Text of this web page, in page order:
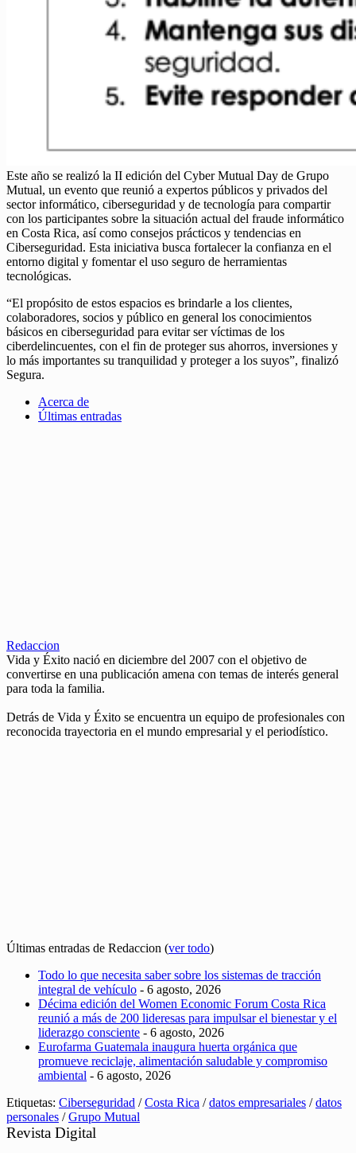
Este año se realizó la II edición del Cyber Mutual Day de Grupo
Mutual, un evento que reunió a expertos públicos y privados del
sector informático, ciberseguridad y de tecnología para compartir
con los participantes sobre la situación actual del fraude informático
en Costa Rica, así como consejos prácticos y tendencias en
Ciberseguridad. Esta iniciativa busca fortalecer la confianza en el
entorno digital y fomentar el uso seguro de herramientas
tecnológicas.
“El propósito de estos espacios es brindarle a los clientes,
colaboradores, socios y público en general los conocimientos
básicos en ciberseguridad para evitar ser víctimas de los
ciberdelincuentes, con el fin de proteger sus ahorros, inversiones y
lo más importantes su tranquilidad y proteger a los suyos”, finalizó
Segura.
Acerca de
Últimas entradas
Redaccion
Vida y Éxito nació en diciembre del 2007 con el objetivo de
convertirse en una publicación amena con temas de interés general
para toda la familia.
Detrás de Vida y Éxito se encuentra un equipo de profesionales con
reconocida trayectoria en el mundo empresarial y el periodístico.
Últimas entradas de Redaccion (ver todo)
Todo lo que necesita saber sobre los sistemas de tracción
integral de vehículo - 6 agosto, 2026
Décima edición del Women Economic Forum Costa Rica
reunió a más de 200 lideresas para impulsar el bienestar y el
liderazgo consciente - 6 agosto, 2026
Eurofarma Guatemala inaugura huerta orgánica que
promueve reciclaje, alimentación saludable y compromiso
ambiental - 6 agosto, 2026
Etiquetas: Ciberseguridad /Costa Rica /datos empresariales /datos
personales /Grupo Mutual
Revista Digital